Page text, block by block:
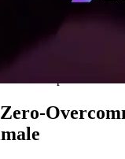
EPYC
déjà démontré
par rapport à